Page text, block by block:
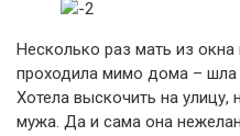
Несколько раз мать из
проходила мимо дома –
Хотела выскочить на улицу,
мужа. Да и сама она